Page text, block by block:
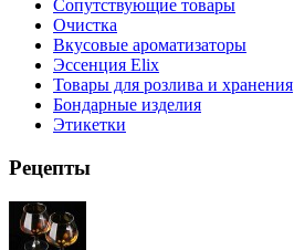
Сопутствующие товары
Очистка
Вкусовые ароматизаторы
Эссенция Elix
Товары для розлива и хранения
Бондарные изделия
Этикетки
Рецепты